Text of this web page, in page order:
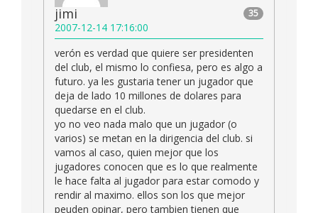
35
jimi
2007-12-14 17:16:00
verón es verdad que quiere ser presidenten
del club, el mismo lo confiesa, pero es algo a
futuro. ya les gustaria tener un jugador que
deja de lado 10 millones de dolares para
quedarse en el club.
yo no veo nada malo que un jugador (o
varios) se metan en la dirigencia del club. si
vamos al caso, quien mejor que los
jugadores conocen que es lo que realmente
le hace falta al jugador para estar comodo y
rendir al maximo. ellos son los que mejor
peuden opinar, pero tambien tienen que